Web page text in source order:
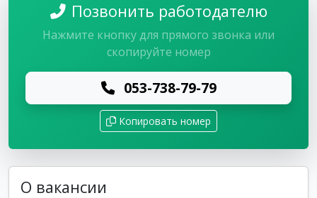
Позвонить работодателю
Нажмите кнопку для прямого звонка или
скопируйте номер
053-738-79-79
Копировать номер
О вакансии